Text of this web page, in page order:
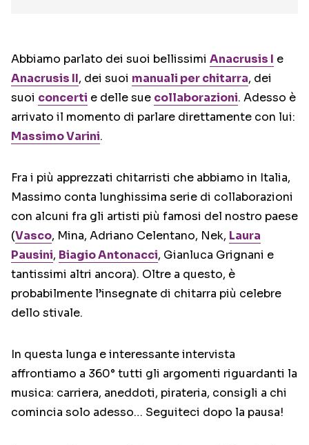
Abbiamo parlato dei suoi bellissimi Anacrusis I e
Anacrusis II, dei suoi manuali per chitarra, dei
suoi concerti e delle sue collaborazioni. Adesso è
arrivato il momento di parlare direttamente con lui:
Massimo Varini.
Fra i più apprezzati chitarristi che abbiamo in Italia,
Massimo conta lunghissima serie di collaborazioni
con alcuni fra gli artisti più famosi del nostro paese
(Vasco, Mina, Adriano Celentano, Nek, Laura
Pausini, Biagio Antonacci, Gianluca Grignani e
tantissimi altri ancora). Oltre a questo, è
probabilmente l’insegnate di chitarra più celebre
dello stivale.
In questa lunga e interessante intervista
affrontiamo a 360° tutti gli argomenti riguardanti la
musica: carriera, aneddoti, pirateria, consigli a chi
comincia solo adesso… Seguiteci dopo la pausa!